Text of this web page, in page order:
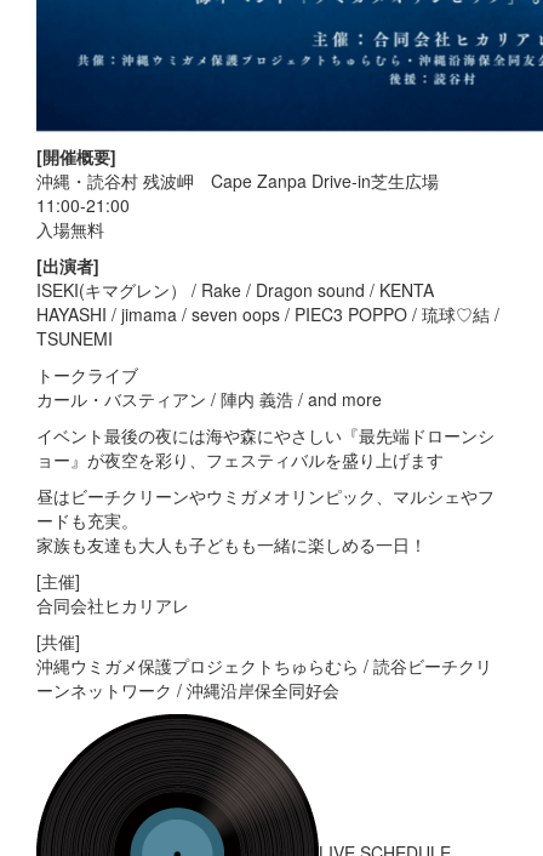
[開催概要]
沖縄・読谷村 残波岬 Cape Zanpa Drive-in芝生広場
11:00-21:00
入場無料
[出演者]
ISEKI(キマグレン） / Rake / Dragon sound / KENTA
HAYASHI / jimama / seven oops / PIEC3 POPPO / 琉球♡結 /
TSUNEMI
トークライブ
カール・バスティアン / 陣内 義浩 / and more
イベント最後の夜には海や森にやさしい『最先端ドローンシ
ョー』が夜空を彩り、フェスティバルを盛り上げます
昼はビーチクリーンやウミガメオリンピック、マルシェやフ
ードも充実。
家族も友達も大人も子どもも一緒に楽しめる一日！
[主催]
合同会社ヒカリアレ
[共催]
沖縄ウミガメ保護プロジェクトちゅらむら / 読谷ビーチクリ
ーンネットワーク / 沖縄沿岸保全同好会